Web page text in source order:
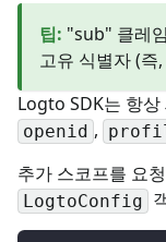
팁: "sub" 클레
고유 식별자 (즉
Logto SDK는 항
openid ,
추가 스코프를 요
LogtoConfig